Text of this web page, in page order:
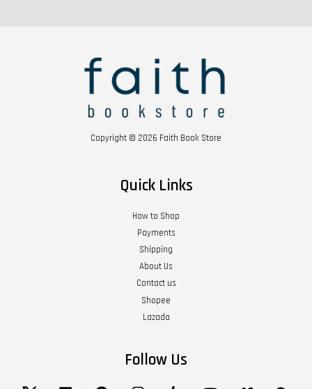
Copyright © 2026 Faith Book Store
Quick Links
How to Shop
Payments
Shipping
About Us
Contact us
Shopee
Lazada
Follow Us